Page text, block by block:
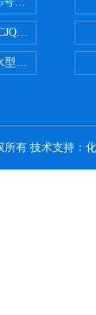
2L单联浮游
型浮游生物网 浅
有 技术支持：